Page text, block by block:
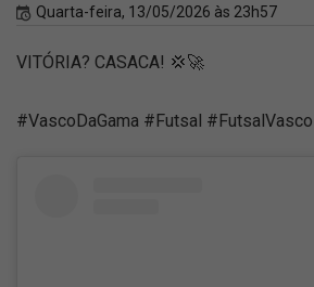
Quarta-feira, 13/05/2026 às 23h57
VITÓRIA? CASACA! 💢🚀
#VascoDaGama #Futsal